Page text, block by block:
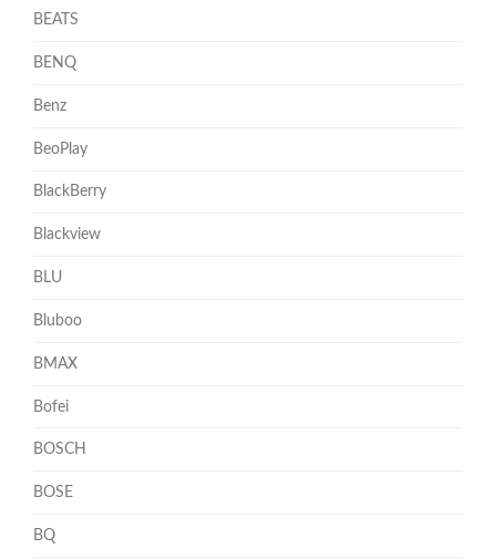
BEATS
BENQ
Benz
BeoPlay
BlackBerry
Blackview
BLU
Bluboo
BMAX
Bofei
BOSCH
BOSE
BQ